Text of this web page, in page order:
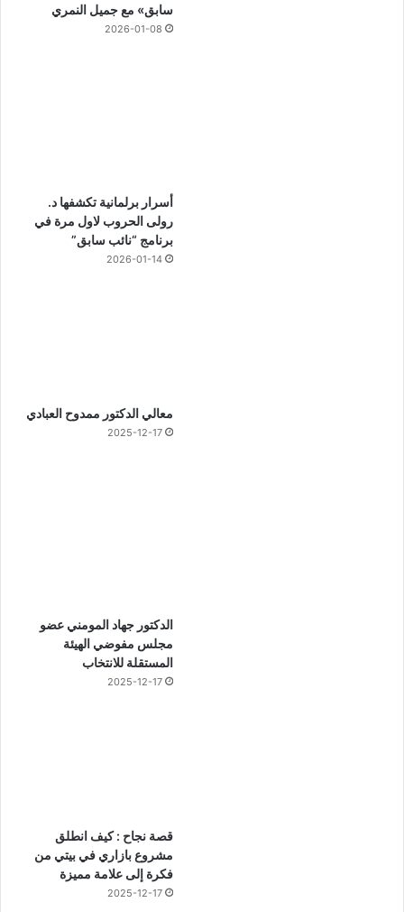
سابق» مع جميل النمري
2026-01-08
أسرار برلمانية تكشفها د.
رولى الحروب لاول مرة في
برنامج “نائب سابق”
2026-01-14
معالي الدكتور ممدوح العبادي
2025-12-17
الدكتور جهاد المومني عضو
مجلس مفوضي الهيئة
المستقلة للانتخاب
2025-12-17
قصة نجاح : كيف انطلق
مشروع بازاري في بيتي من
فكرة إلى علامة مميزة
2025-12-17